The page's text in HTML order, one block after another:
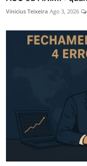
Vinicius Teixeira Ago 3, 2026